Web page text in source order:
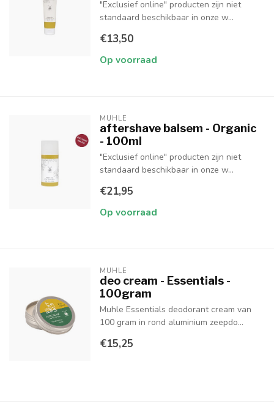
"Exclusief online" producten zijn niet
standaard beschikbaar in onze w...
€13,50
Op voorraad
MUHLE
aftershave balsem - Organic
- 100ml
"Exclusief online" producten zijn niet
standaard beschikbaar in onze w...
€21,95
Op voorraad
MUHLE
deo cream - Essentials -
100gram
Muhle Essentials deodorant cream van
100 gram in rond aluminium zeepdo...
€15,25